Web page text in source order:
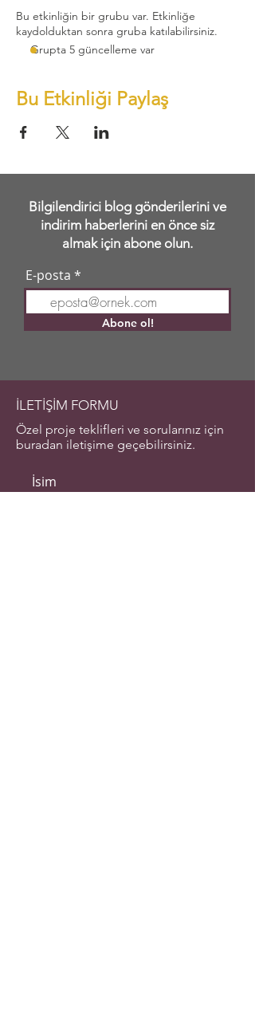
Bu etkinliğin bir grubu var. Etkinliğe
kaydolduktan sonra gruba katılabilirsiniz.
Grupta 5 güncelleme var
Bu Etkinliği Paylaş
Bilgilendirici blog gönderilerini ve
indirim haberlerini en önce siz
almak için abone olun.
E-posta
Abone ol!
İLETİŞİM FORMU
Özel proje teklifleri ve sorularınız için
buradan iletişime geçebilirsiniz.